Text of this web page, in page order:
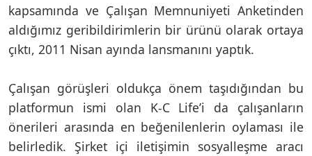
kapsamında ve Çalışan Memnuniyeti Anketinden
aldığımız geribildirimlerin bir ürünü olarak ortaya
çıktı, 2011 Nisan ayında lansmanını yaptık.
Çalışan görüşleri oldukça önem taşıdığından bu
platformun ismi olan K-C Life’i da çalışanların
önerileri arasında en beğenilenlerin oylaması ile
belirledik. Şirket içi iletişimin sosyalleşme aracı